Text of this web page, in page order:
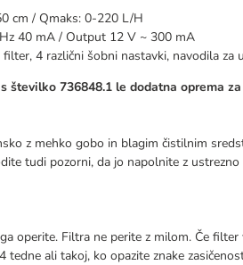
cm / Qmaks: 0-220 L/H
40 mA / Output 12 V ~ 300 mA
4 različni šobni nastavki, navodila za
številko 736848.1 le dodatna oprema
z mehko gobo in blagim čistilnim
tudi pozorni, da jo napolnite z
operite. Filtra ne perite z milom. Če
tedne ali takoj, ko opazite znake